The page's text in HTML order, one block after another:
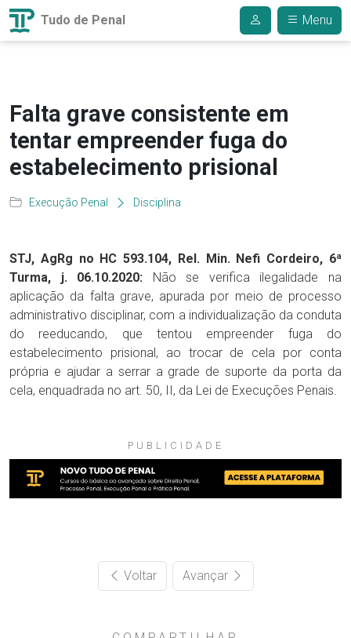
Tudo de Penal Menu
Falta grave consistente em
tentar empreender fuga do
estabelecimento prisional
Execução Penal Disciplina
STJ, AgRg no HC 593.104, Rel. Min. Nefi Cordeiro, 6ª
Turma, j. 06.10.2020: Não se verifica ilegalidade na
aplicação da falta grave, apurada por meio de processo
administrativo disciplinar, com a individualização da conduta
do reeducando, que tentou empreender fuga do
estabelecimento prisional, ao trocar de cela por conta
própria e ajudar a serrar a grade de suporte da porta da
cela, enquadrada no art. 50, II, da Lei de Execuções Penais.
PUBLICIDADE
Voltar Avançar